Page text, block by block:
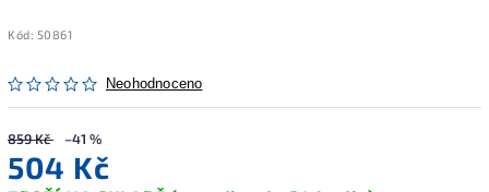
Kód: 50861
Neohodnoceno
859 Kč –41 %
504 Kč